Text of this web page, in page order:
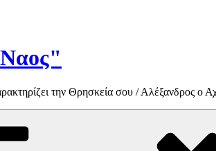
την Θρησκεία σου / Αλέξανδρος ο